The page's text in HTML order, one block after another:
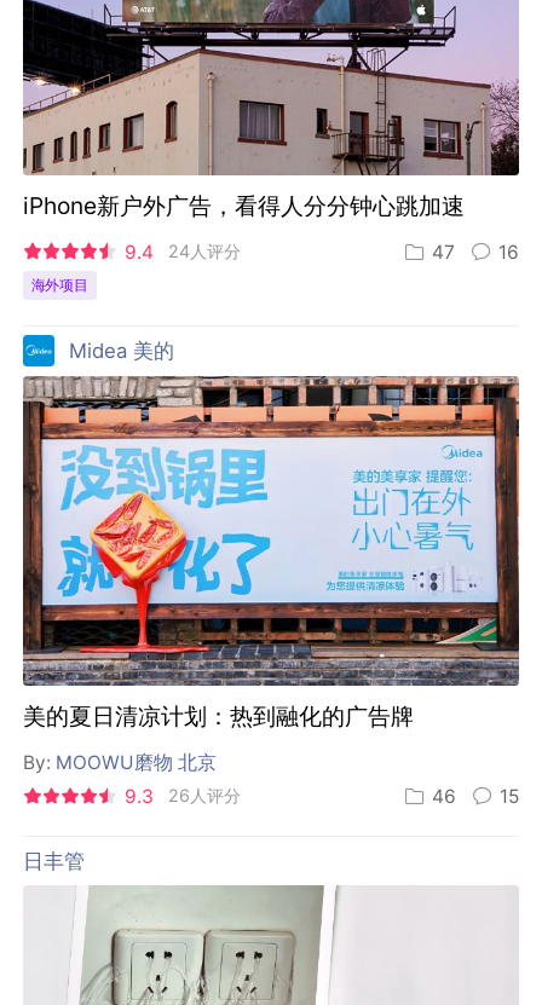
iPhone新户外广告，看得人分分钟心跳加速
9.4 24人评分 47 16
海外项目
Midea 美的
美的夏日清凉计划：热到融化的广告牌
By: MOOWU磨物 北京
9.3
26人评分 46 15
日丰管